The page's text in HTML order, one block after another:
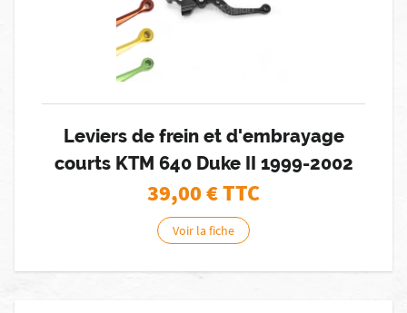
Leviers de frein et d'embrayage
courts KTM 640 Duke II 1999-2002
39,00€ TTC
Voir la fiche